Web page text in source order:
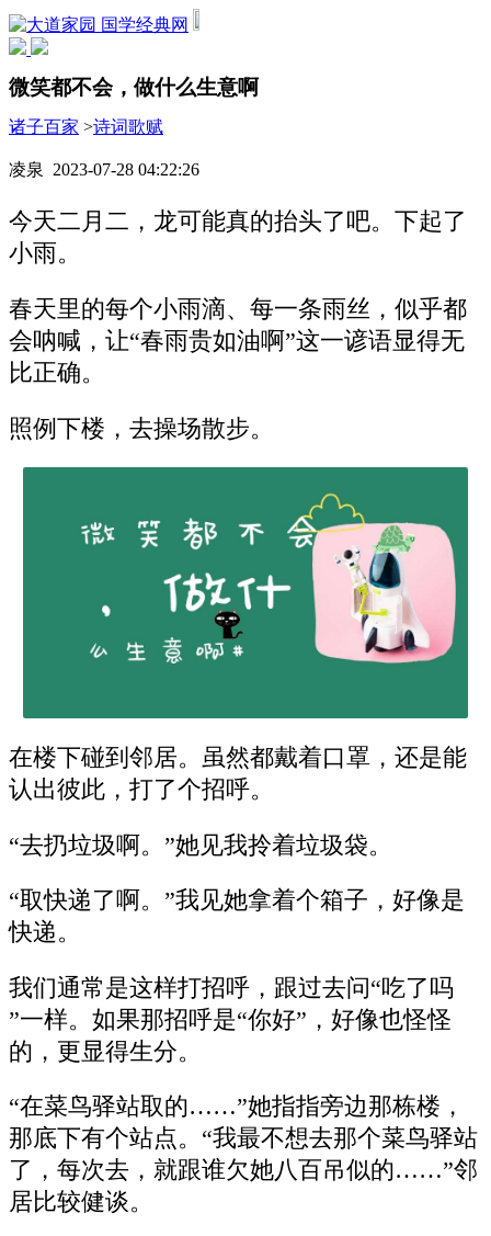
国学经典网
微笑都不会，做什么生意啊
诸子百家 >诗词歌赋
凌泉 2023-07-28 04:22:26
今天二月二，龙可能真的抬头了吧。下起了
小雨。
春天里的每个小雨滴、每一条雨丝，似乎都
会呐喊，让“春雨贵如油啊”这一谚语显得无
比正确。
照例下楼，去操场散步。
在楼下碰到邻居。虽然都戴着口罩，还是能
认出彼此，打了个招呼。
“去扔垃圾啊。”她见我拎着垃圾袋。
“取快递了啊。”我见她拿着个箱子，好像是
快递。
我们通常是这样打招呼，跟过去问“吃了吗
”一样。如果那招呼是“你好”，好像也怪怪
的，更显得生分。
“在菜鸟驿站取的……”她指指旁边那栋楼，
那底下有个站点。“我最不想去那个菜鸟驿站
了，每次去，就跟谁欠她八百吊似的……”邻
居比较健谈。